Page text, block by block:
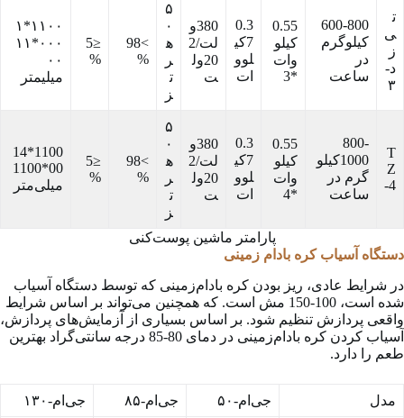
ت
ی
ز
د-
۳
600-800
کیلوگرم
در
ساعت
0.55
کیلو
وات
*3
0.3
7کی
لوو
ات
380و
لت/2
20ول
ت
۵
۰
ه
ر
ت
ز
>98
%
≤5
%
۱۱۰۰*۱
۰۰۰*۱۱
۰۰
میلیمتر
T
Z
-4
800-
1000کیلو
گرم در
ساعت
0.55
کیلو
وات
*4
0.3
7کی
لوو
ات
380و
لت/2
20ول
ت
۵
۰
ه
ر
ت
ز
>98
%
≤5
%
1100*14
00*1100
میلی‌متر
پارامتر ماشین پوست‌کنی
دستگاه آسیاب کره بادام زمینی
در شرایط عادی، ریز بودن کره بادام‌زمینی که توسط دستگاه آسیاب
شده است، 100-150 مش است. که همچنین می‌تواند بر اساس شرایط
واقعی پردازش تنظیم شود. بر اساس بسیاری از آزمایش‌های پردازش،
آسیاب کردن کره بادام‌زمینی در دمای 80-85 درجه سانتی‌گراد بهترین
طعم را دارد.
مدل جی‌ام-۵۰ جی‌ام-۸۵ جی‌ام-۱۳۰